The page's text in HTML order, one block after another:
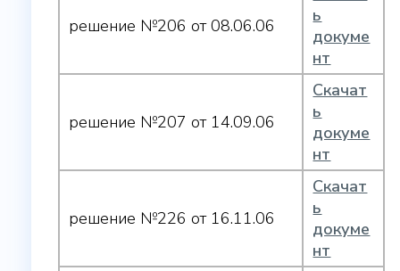
решение №206 от 08.06.06
ь
докуме
нт
решение №207 от 14.09.06
Скачат
ь
докуме
нт
решение №226 от 16.11.06
Скачат
ь
докуме
нт